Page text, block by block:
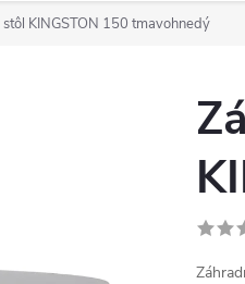
KINGSTON 150 tmavohnedý